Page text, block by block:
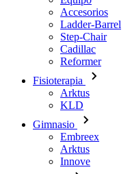
Accesorios
Ladder-Barrel
Step-Chair
Cadillac
Reformer
Fisioterapia
Arktus
KLD
Gimnasio
Embreex
Arktus
Innove